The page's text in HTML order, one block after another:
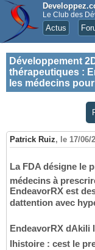
Le Club des
Actus
Développement
thérapeutiques :
les médecins
Patrick Ruiz, le 17/06/
La FDA désigne le
médecins à
EndeavorRX est
dattention avec
EndeavorRX
lhistoire : cest le